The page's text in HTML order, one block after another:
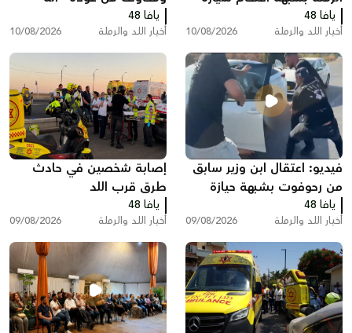
في تل أبيب وسرقة مسدس
يافا 48
أخبار اللد والرملة 10/08/2026
الهدم" إلى المدينة
يافا 48
أخبار اللد والرملة 10/08/2026
فيديو: اعتقال ابن وزير سابق
من رحوفوت بشبهة حيازة
مسدس غير مرخص قرب
الرملة
يافا 48
أخبار اللد والرملة 09/08/2026
إصابة شخصين في حادث
طرق قرب اللد
يافا 48
أخبار اللد والرملة 09/08/2026